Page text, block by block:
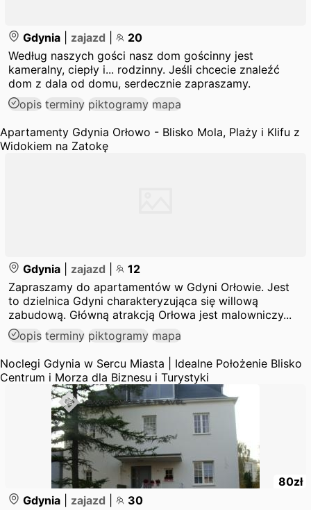
Gdynia zajazd
20
Według naszych gości nasz dom gościnny jest
kameralny, ciepły i... rodzinny. Jeśli chcecie znaleźć
dom z dala od domu, serdecznie zapraszamy.
opis terminy piktogramy mapa
Apartamenty Gdynia Orłowo - Blisko Mola, Plaży i Klifu z
Widokiem na Zatokę
Gdynia zajazd
12
Zapraszamy do apartamentów w Gdyni Orłowie. Jest
to dzielnica Gdyni charakteryzująca się willową
zabudową. Główną atrakcją Orłowa jest malowniczy...
opis terminy piktogramy mapa
Noclegi Gdynia w Sercu Miasta | Idealne Położenie Blisko
Centrum i Morza dla Biznesu i Turystyki
80zł
Gdynia
zajazd
30